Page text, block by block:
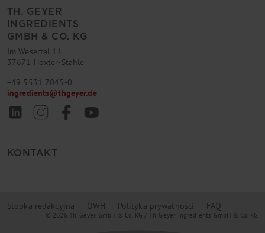
TH. GEYER
INGREDIENTS
GMBH & CO. KG
Im Wesertal 11
37671 Höxter-Stahle
+49 5531 7045-0
ingredients@thgeyer.de
KONTAKT
Stopka redakcyjna OWH Polityka prywatności FAQ
© 2026 Th. Geyer GmbH & Co. KG / Th. Geyer Ingredients GmbH & Co. KG